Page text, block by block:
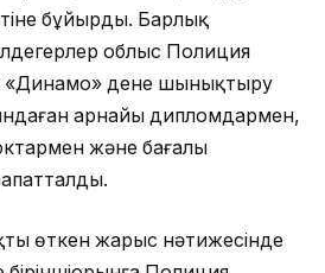
бұйырды. Барлық
облыс Полиция
«Динамо» дене шынықтыру
арнайы дипломдармен,
және бағалы
өткен жарыс нәтижесінде